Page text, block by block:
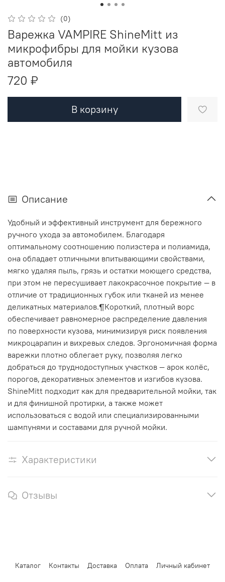
(0)
Варежка VAMPIRE ShineMitt из
микрофибры для мойки кузова
автомобиля
720 ₽
В корзину
Описание
Удобный и эффективный инструмент для бережного
ручного ухода за автомобилем. Благодаря
оптимальному соотношению полиэстера и полиамида,
она обладает отличными впитывающими свойствами,
мягко удаляя пыль, грязь и остатки моющего средства,
при этом не пересушивает лакокрасочное покрытие — в
отличие от традиционных губок или тканей из менее
деликатных материалов.¶Короткий, плотный ворс
обеспечивает равномерное распределение давления
по поверхности кузова, минимизируя риск появления
микроцарапин и вихревых следов. Эргономичная форма
варежки плотно облегает руку, позволяя легко
добраться до труднодоступных участков — арок колёс,
порогов, декоративных элементов и изгибов кузова.
ShineMitt подходит как для предварительной мойки, так
и для финишной протирки, а также может
использоваться с водой или специализированными
шампунями и составами для ручной мойки.
Характеристики
Отзывы
Каталог Контакты Доставка Оплата Личный кабинет